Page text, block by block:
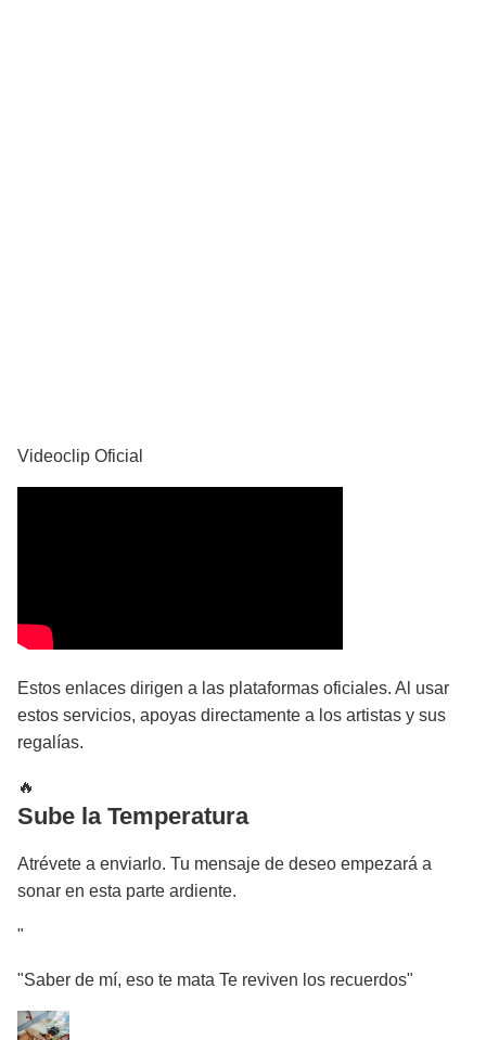
Videoclip Oficial
Estos enlaces dirigen a las plataformas oficiales. Al usar
estos servicios, apoyas directamente a los artistas y sus
regalías.
🔥
Sube la Temperatura
Atrévete a enviarlo. Tu mensaje de deseo empezará a
sonar en esta parte ardiente.
"
"Saber de mí, eso te mata Te reviven los recuerdos"